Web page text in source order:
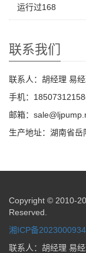
运行过168
联系我们
联系人：胡经理 易
手机：
邮箱：
生产地址：湖南省
Copyright © 2010-
Reserved.
湘ICP备
联系人：胡经理 易